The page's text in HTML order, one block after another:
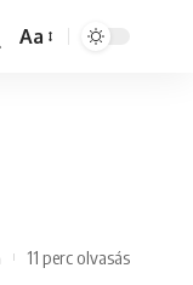
Font
Aa
11 perc olvasás